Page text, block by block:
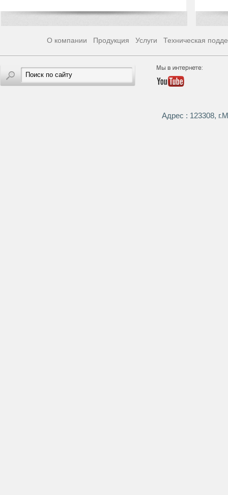
О компании Продукция Услуги Техническая
Адрес : 123308,